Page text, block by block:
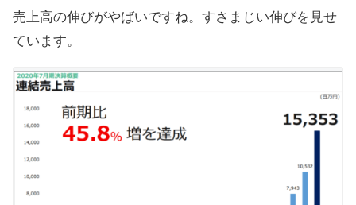
売上高の伸びがやばいですね。すさまじい伸びを見せ
ています。